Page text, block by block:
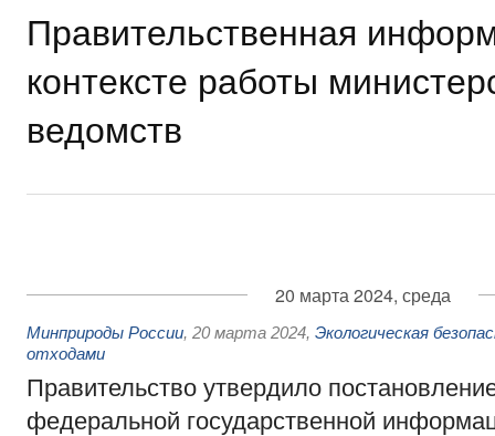
Правительственная
контексте работы
ведомств
20 марта 2024, среда
Минприроды России, 20 марта 2024, Экологическая
отходами
Правительство утвердило
федеральной государственной